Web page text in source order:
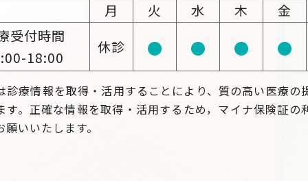
月 火 水 木
金
受付時間
18:00
休診
療情報を取得・活用することにより、質の高い医療の
す。正確な情報を取得・活用するため，マイナ保険証の
いいたします。